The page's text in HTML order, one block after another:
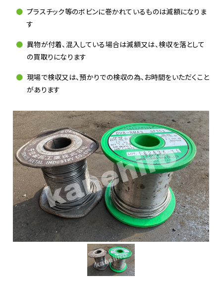
プラスチック等のボビンに巻かれているものは減額になりま
す
異物が付着、混入している場合は減額又は、検収を落として
の買取りになります
現場で検収又は、預かりでの検収の為、お時間をいただくこと
があります